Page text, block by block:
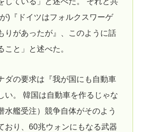
)『ドイツはフォルクスワーゲ
りがあったが』、このように話
こと」と述べた。
ダの要求は『我が国にも自動車
い。 韓国は自動車を作るじゃな
水艦受注）競争自体がそのよう
おり、60兆ウォンにもなる武器